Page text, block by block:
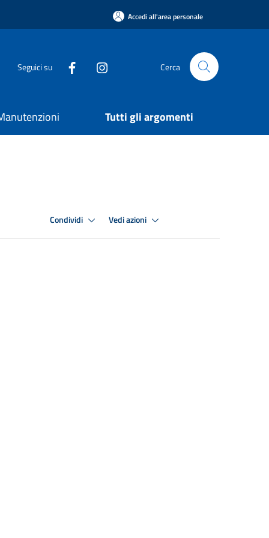
Accedi all'area personale
Seguici su Cerca
Tutti gli argomenti
Condividi Vedi azioni